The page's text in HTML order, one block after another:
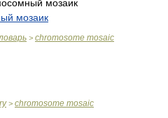
мозаик
мозаик
> chromosome mosaic
> chromosome mosaic